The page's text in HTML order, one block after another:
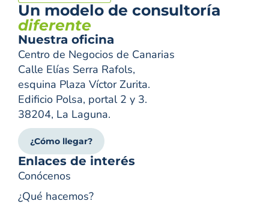
Un modelo de consultoría
diferente
Nuestra oficina
Centro de Negocios de Canarias
Calle Elías Serra Rafols,
esquina Plaza Víctor Zurita.
Edificio Polsa, portal 2 y 3.
38204, La Laguna.
¿Cómo llegar?
Enlaces de interés
Conócenos
¿Qué hacemos?